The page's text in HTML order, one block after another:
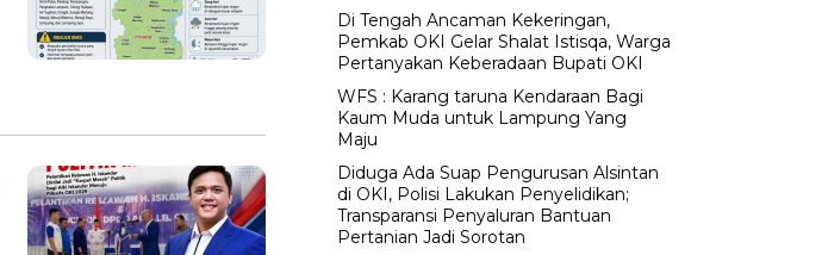
Di Tengah Ancaman Kekeringan,
Pemkab OKI Gelar Shalat Istisqa, Warga
Pertanyakan Keberadaan Bupati OKI
WFS : Karang taruna Kendaraan Bagi
Kaum Muda untuk Lampung Yang
Maju
Diduga Ada Suap Pengurusan Alsintan
di OKI, Polisi Lakukan Penyelidikan;
Transparansi Penyaluran Bantuan
Pertanian Jadi Sorotan